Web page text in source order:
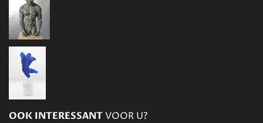
OOK INTERESSANTVOOR U?